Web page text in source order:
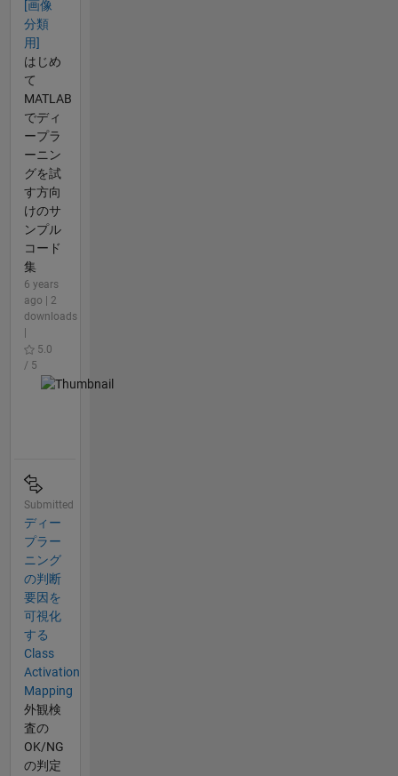
[画像
分類
用]
はじめ
て
MATLAB
でディ
ープラ
ーニン
グを試
す方向
けのサ
ンプル
コード
集
6 years
ago | 2
downloads
5.0
/ 5
Submitted
ディー
プラー
ニング
の判断
要因を
可視化
する
Class
Activation
Mapping
外観検
査の
OK/NG
の判定